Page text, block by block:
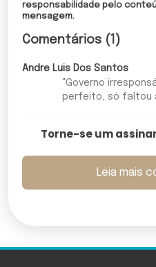
responsabilidade pelo
mensagem.
Comentários (1)
Andre Luis Dos Santos
"Governo
perfeito, só faltou
Torne-se um
Leia mais